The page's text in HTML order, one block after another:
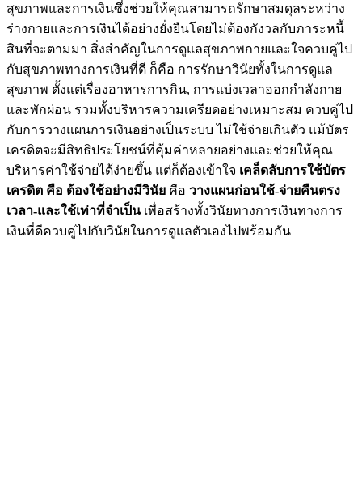
สุขภาพและการเงินซึ่งช่วยให้คุณสามารถรักษาสมดุลระหว่าง
ร่างกายและการเงินได้อย่างยั่งยืนโดยไม่ต้องกังวลกับภาระหนี้
สินที่จะตามมา สิ่งสำคัญในการดูแลสุขภาพกายและใจควบคู่ไป
กับสุขภาพทางการเงินที่ดี ก็คือ การรักษาวินัยทั้งในการดูแล
สุขภาพ ตั้งแต่เรื่องอาหารการกิน, การแบ่งเวลาออกกำลังกาย
และพักผ่อน รวมทั้งบริหารความเครียดอย่างเหมาะสม ควบคู่ไป
กับการวางแผนการเงินอย่างเป็นระบบ ไม่ใช้จ่ายเกินตัว แม้บัตร
เครดิตจะมีสิทธิประโยชน์ที่คุ้มค่าหลายอย่างและช่วยให้คุณ
บริหารค่าใช้จ่ายได้ง่ายขึ้น แต่ก็ต้องเข้าใจ เคล็ดลับการใช้บัตร
เครดิต คือ ต้องใช้อย่างมีวินัย คือ วางแผนก่อนใช้-จ่ายคืนตรง
เวลา-และใช้เท่าที่จำเป็นเพื่อสร้างทั้งวินัยทางการเงินทางการ
เงินที่ดีควบคู่ไปกับวินัยในการดูแลตัวเองไปพร้อมกัน